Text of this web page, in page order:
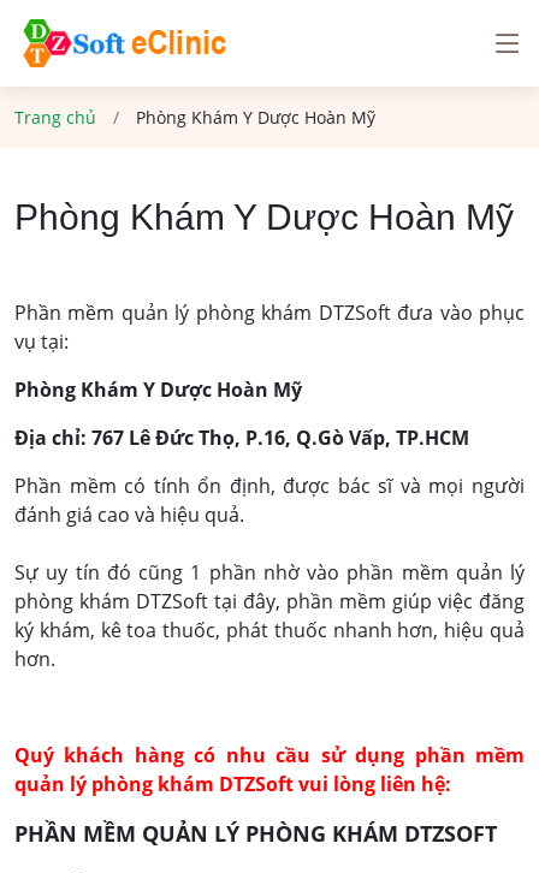
Trang chủ Phòng Khám Y Dược Hoàn Mỹ
Phòng Khám Y Dược Hoàn Mỹ
Phần mềm quản lý phòng khám DTZSoft đưa vào phục
vụ tại:
Phòng Khám Y Dược Hoàn Mỹ
Địa chỉ: 767 Lê Đức Thọ, P.16, Q.Gò Vấp, TP.HCM
Phần mềm có tính ổn định, được bác sĩ và mọi người
đánh giá cao và hiệu quả.
Sự uy tín đó cũng 1 phần nhờ vào phần mềm quản lý
phòng khám DTZSoft tại đây, phần mềm giúp việc đăng
ký khám, kê toa thuốc, phát thuốc nhanh hơn, hiệu quả
hơn.
Quý khách hàng có nhu cầu sử dụng phần mềm
quản lý phòng khám DTZSoft vui lòng liên hệ:
PHẦN MỀM QUẢN LÝ PHÒNG KHÁM DTZSOFT